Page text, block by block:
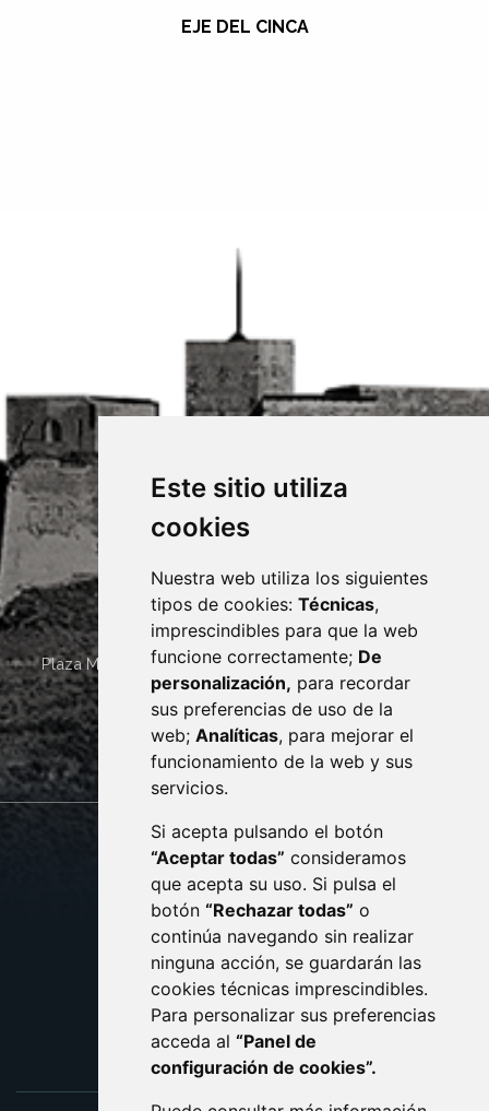
Este sitio utiliza
cookies
Nuestra web utiliza los siguientes
tipos de cookies: Técnicas,
imprescindibles para que la web
funcione correctamente; De
personalización, para recordar
sus preferencias de uso de la
web; Analíticas, para mejorar el
funcionamiento de la web y sus
servicios.
Si acepta pulsando el botón
“Aceptar todas” consideramos
que acepta su uso. Si pulsa el
botón “Rechazar todas” o
continúa navegando sin realizar
ninguna acción, se guardarán las
cookies técnicas imprescindibles.
Para personalizar sus preferencias
acceda al “Panel de
configuración de cookies”.
EJE DEL CINCA
Plaza Mayor 4 22400 MONZÓN - ARAGÓN (ESPAÑA)
· (34) 974 400 700 ·
sac@monzon.es
monzon.es
CONTACTO
AVISO LEGAL
PROTECCIÓN DE DATOS
POLÍTICA DE COOKIES
ACCESIBILIDAD
ENLACE EXTERNO AL